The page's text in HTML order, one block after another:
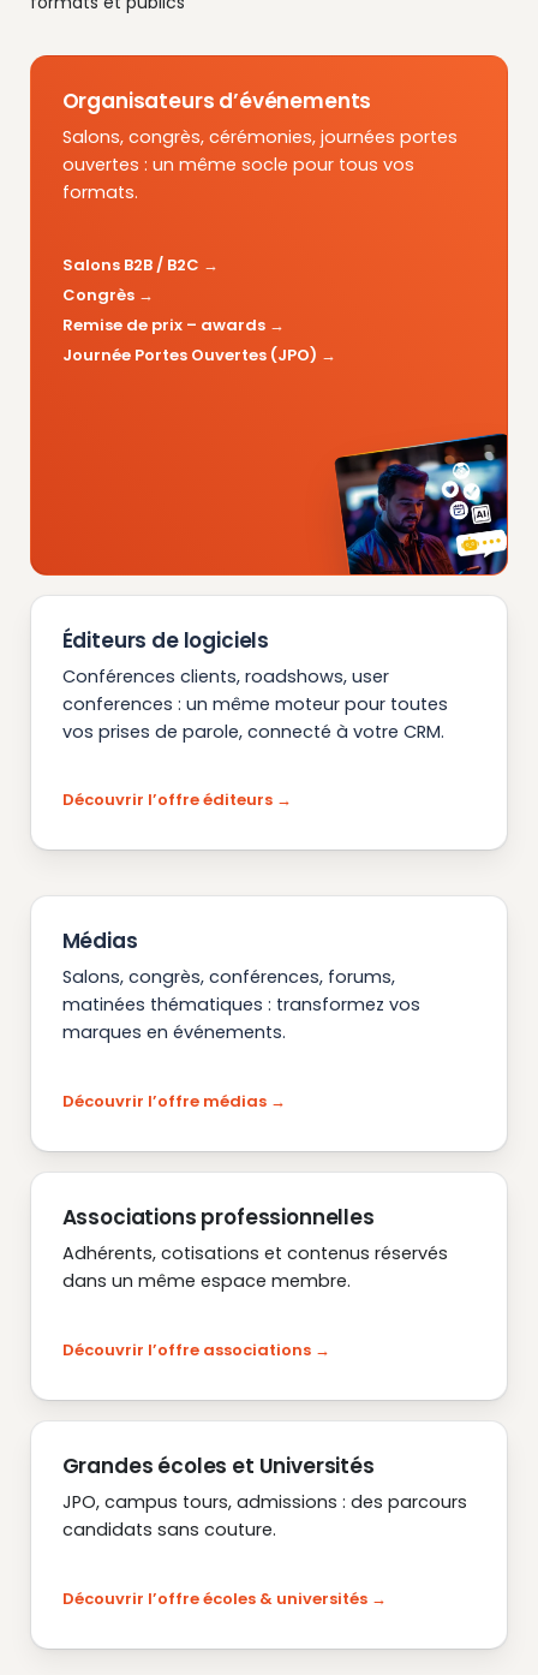
Organisateurs d’événements
Salons, congrès, cérémonies, journées portes
ouvertes : un même socle pour tous vos
formats.
Salons B2B / B2C
Congrès
Remise de prix – awards
Journée Portes Ouvertes (JPO)
Éditeurs de logiciels
Conférences clients, roadshows, user
conferences : un même moteur pour toutes
vos prises de parole, connecté à votre CRM.
Découvrir l’offre éditeurs
Médias
Salons, congrès, conférences, forums,
matinées thématiques : transformez vos
marques en événements.
Découvrir l’offre médias
Associations professionnelles
Adhérents, cotisations et contenus réservés
dans un même espace membre.
Découvrir l’offre associations
Grandes écoles et Universités
JPO, campus tours, admissions : des parcours
candidats sans couture.
Découvrir l’offre écoles & universités